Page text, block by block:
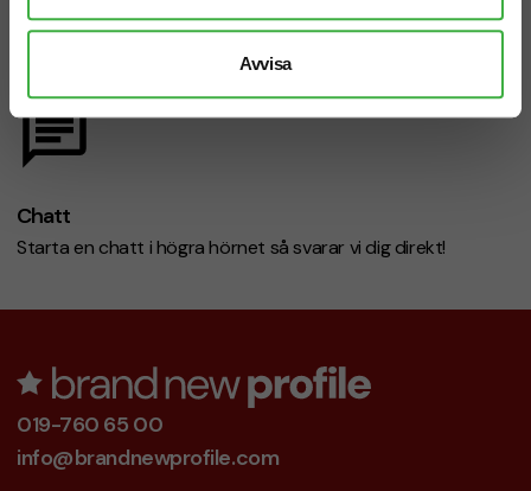
Avvisa
Chatt
Starta en chatt i högra hörnet så svarar vi dig direkt!
019-760 65 00
info@brandnewprofile.com